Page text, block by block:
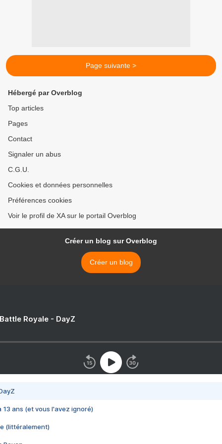
Page suivante >
Hébergé par Overblog
Top articles
Pages
Contact
Signaler un abus
C.G.U.
Cookies et données personnelles
Préférences cookies
Voir le profil de XA sur le portail Overblog
Créer un blog sur Overblog
Créer un blog
Royale - DayZ
13 ans (et vous l'avez ignoré)
(littéralement)